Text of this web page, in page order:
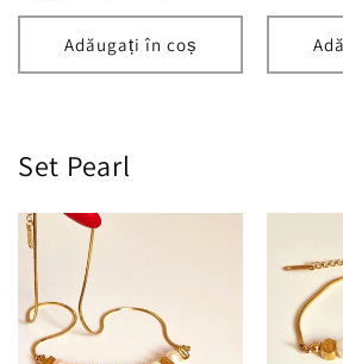
Adăugați în coș
Set Pearl